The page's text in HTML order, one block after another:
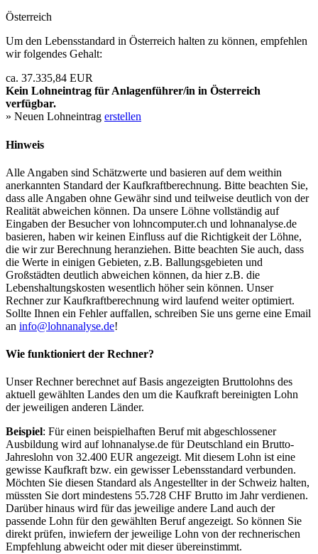
Österreich
Um den Lebensstandard in Österreich halten zu können, empfehlen
wir folgendes Gehalt:
ca. 37.335,84 EUR
Kein Lohneintrag fürAnlagenführer/in in Österreich
verfügbar.
» Neuen Lohneintrag erstellen
Hinweis
Alle Angaben sind Schätzwerte und basieren auf dem weithin
anerkannten Standard der Kaufkraftberechnung. Bitte beachten Sie,
dass alle Angaben ohne Gewähr sind und teilweise deutlich von der
Realität abweichen können. Da unsere Löhne vollständig auf
Eingaben der Besucher von lohncomputer.ch und lohnanalyse.de
basieren, haben wir keinen Einfluss auf die Richtigkeit der Löhne,
die wir zur Berechnung heranziehen. Bitte beachten Sie auch, dass
die Werte in einigen Gebieten, z.B. Ballungsgebieten und
Großstädten deutlich abweichen können, da hier z.B. die
Lebenshaltungskosten wesentlich höher sein können. Unser
Rechner zur Kaufkraftberechnung wird laufend weiter optimiert.
Sollte Ihnen ein Fehler auffallen, schreiben Sie uns gerne eine Email
an info@lohnanalyse.de!
Wie funktioniert der Rechner?
Unser Rechner berechnet auf Basis angezeigten Bruttolohns des
aktuell gewählten Landes den um die Kaufkraft bereinigten Lohn
der jeweiligen anderen Länder.
Beispiel: Für einen beispielhaften Beruf mit abgeschlossener
Ausbildung wird auf lohnanalyse.de für Deutschland ein Brutto-
Jahreslohn von 32.400 EUR angezeigt. Mit diesem Lohn ist eine
gewisse Kaufkraft bzw. ein gewisser Lebensstandard verbunden.
Möchten Sie diesen Standard als Angestellter in der Schweiz halten,
müssten Sie dort mindestens 55.728 CHF Brutto im Jahr verdienen.
Darüber hinaus wird für das jeweilige andere Land auch der
passende Lohn für den gewählten Beruf angezeigt. So können Sie
direkt prüfen, inwiefern der jeweilige Lohn von der rechnerischen
Empfehlung abweicht oder mit dieser übereinstimmt.